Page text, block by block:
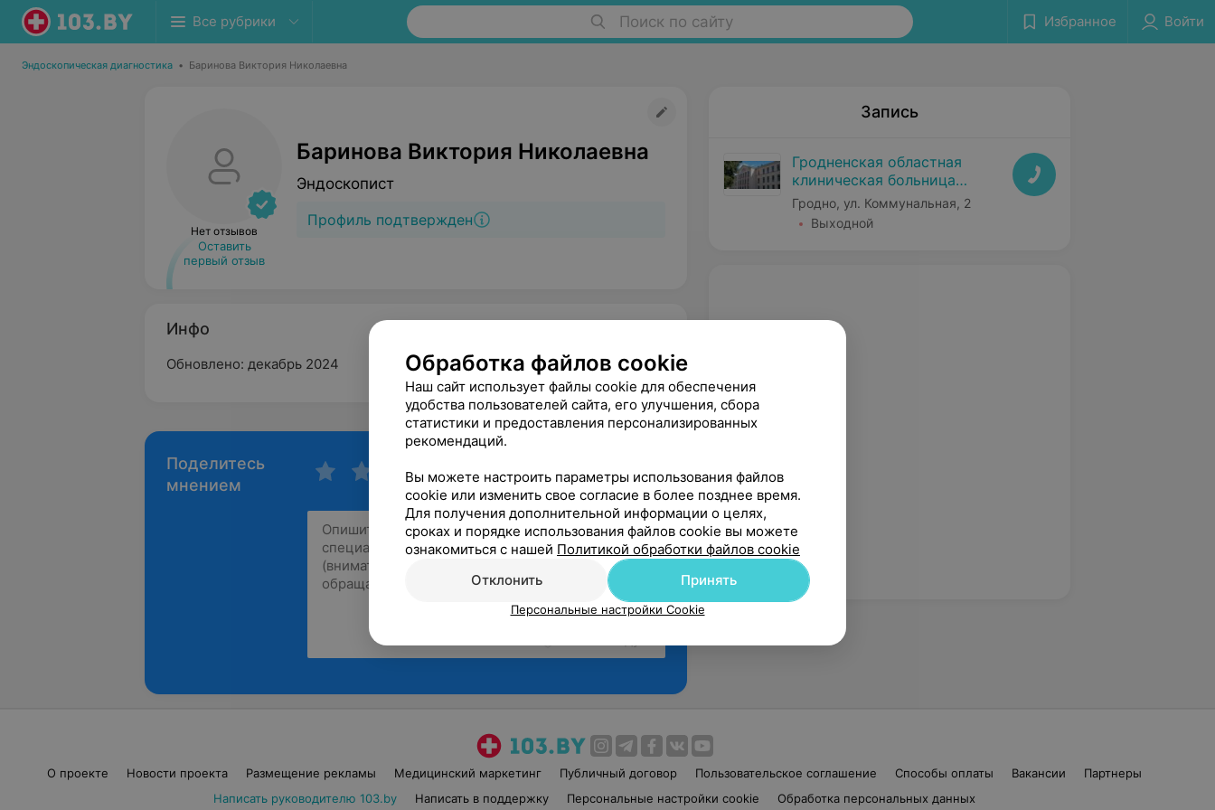
Все рубрики Поиск по сайту Избранное Войти
Эндоскопическая диагностика • Баринова Виктория Николаевна
Нет отзывов
Оставить
первый отзыв
Баринова Виктория Николаевна
Эндоскопист
Профиль подтвержден
Инфо
Обновлено: декабрь 2024
Поделитесь
мнением
Запись
Гродненская областная
клиническая больница
медицинской реабилитации
Гродно, ул. Коммунальная, 2
Выходной
О проекте Новости проекта Размещение рекламы Медицинский маркетинг Публичный договор Пользовательское соглашение Способы оплаты Вакансии
Партнеры
Написать руководителю 103.by
Написать в поддержку Персональные настройки cookie Обработка персональных данных
Обработка файлов cookie
Наш сайт использует файлы cookie для обеспечения
удобства пользователей сайта, его улучшения, сбора
статистики и предоставления персонализированных
рекомендаций.
Вы можете настроить параметры использования файлов
cookie или изменить свое согласие в более позднее время.
Для получения дополнительной информации о целях,
сроках и порядке использования файлов cookie вы можете
ознакомиться с нашей Политикой обработки файлов cookie
Отклонить
Принять
Персональные настройки Cookie